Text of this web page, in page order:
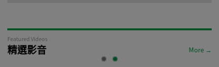
Featured Videos
精選影音 More →